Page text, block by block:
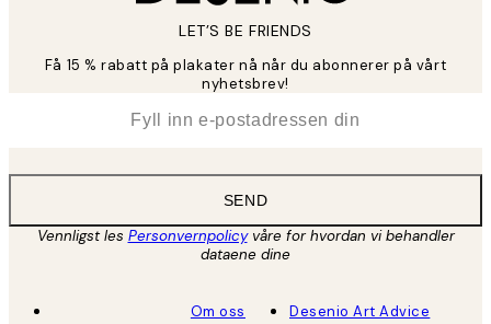
LET’S BE FRIENDS
Få 15 % rabatt på plakater nå når du abonnerer på vårt
nyhetsbrev!
SEND
Vennligst les Personvernpolicyvåre for hvordan vi behandler
dataene dine
Om oss
Desenio Art Advice